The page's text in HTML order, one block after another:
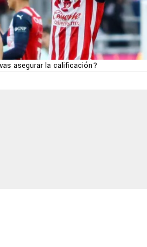
asegurar la calificación?